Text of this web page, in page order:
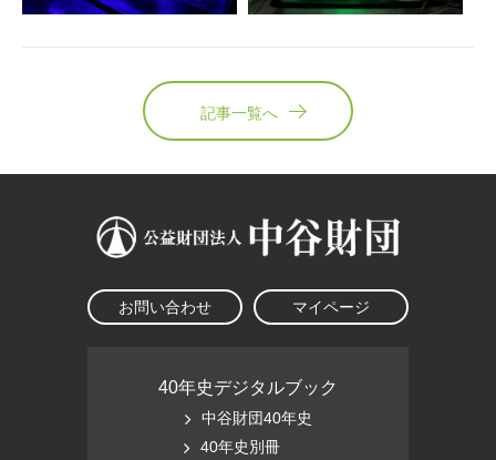
記事一覧へ
お問い合わせ マイページ
40年史デジタルブック
中谷財団40年史
40年史別冊